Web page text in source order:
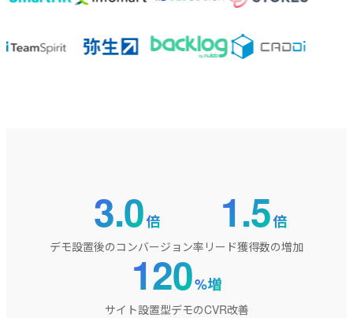
3.0倍
デモ設置後のコンバージョン率
1.5倍
リード獲得数の増加
120%増
サイト設置型デモのCVR改善